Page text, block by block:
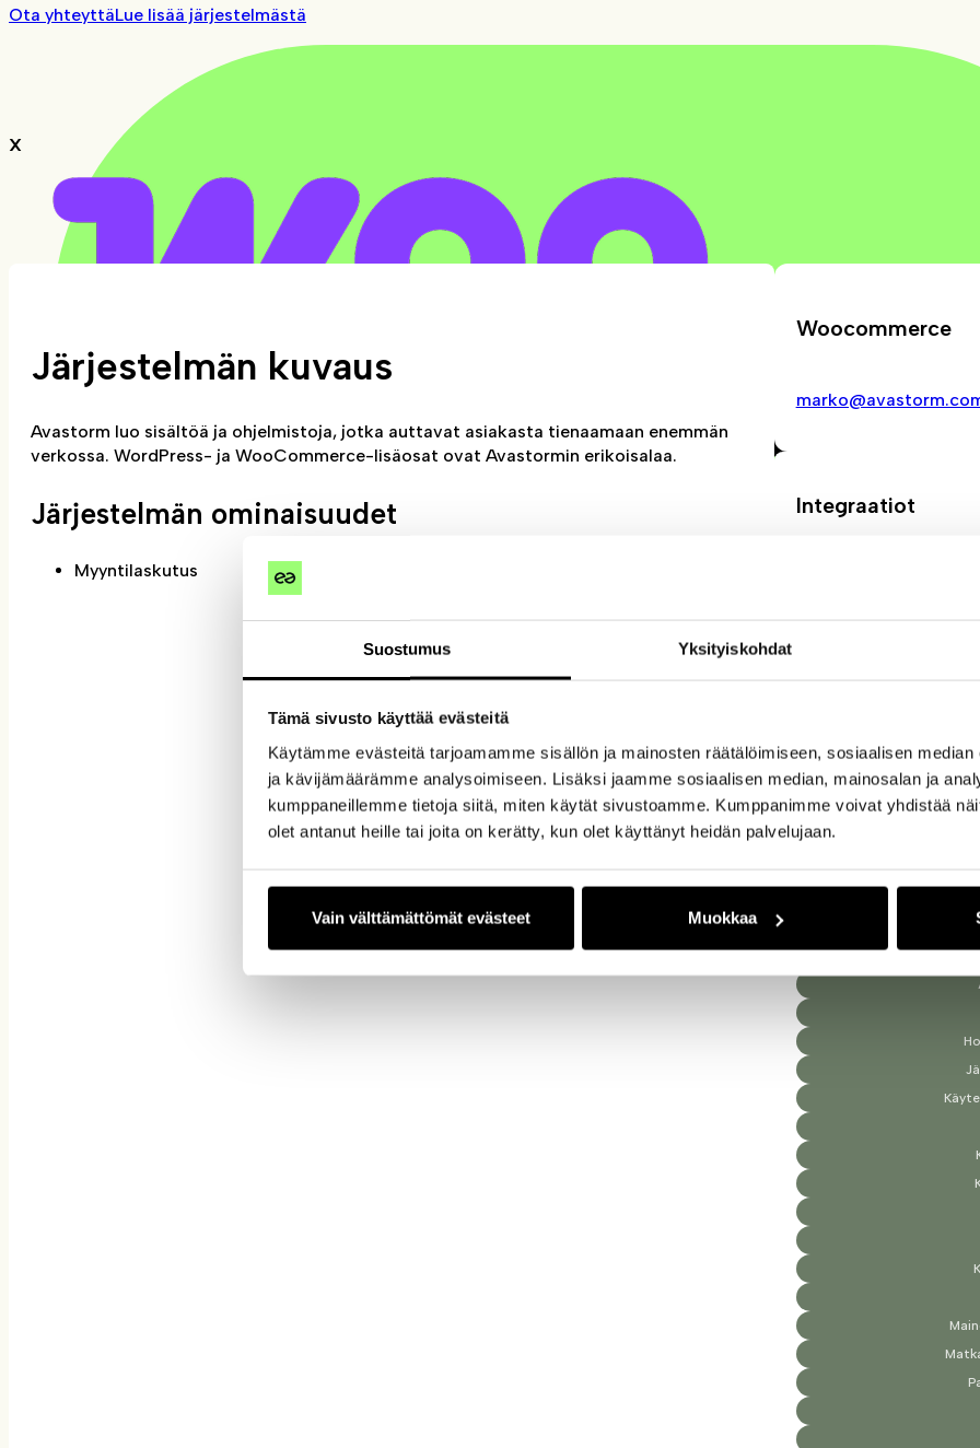
Suostumus Yksityiskohdat
Tämä sivusto käyttää evästeitä
Käytämme evästeitä tarjoamamme sisällön ja mainosten räätälöimiseen, sosiaalisen
ja kävijämäärämme analysoimiseen. Lisäksi jaamme sosiaalisen median, mainosalan ja
kumppaneillemme tietoja siitä, miten käytät sivustoamme. Kumppanimme voivat yhdistää
olet antanut heille tai joita on kerätty, kun olet käyttänyt heidän palvelujaan.
Vain välttämättömät evästeet Muokkaa
Ota yhteyttäLue lisää järjestelmästä
X
Järjestelmän kuvaus
Avastorm luo sisältöä ja ohjelmistoja, jotka auttavat asiakasta tienaamaan enemmän
verkossa. WordPress- ja WooCommerce-lisäosat ovat Avastormin erikoisalaa.
Järjestelmän ominaisuudet
Myyntilaskutus
Woocommerce
Integraatiot
Toimiala